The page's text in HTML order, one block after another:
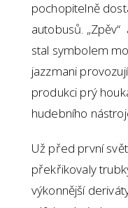
pochopitelně
autobusů.
stal symbolem
jazzmani
produkci prý
hudebního
Už před první
překřikovaly
výkonnější